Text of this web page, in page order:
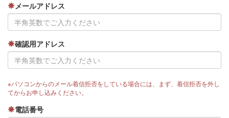
メールアドレス
確認用アドレス
※パソコンからのメール着信拒否をしている場合には、まず、着信拒否を外し
てからお申し込みください。
電話番号